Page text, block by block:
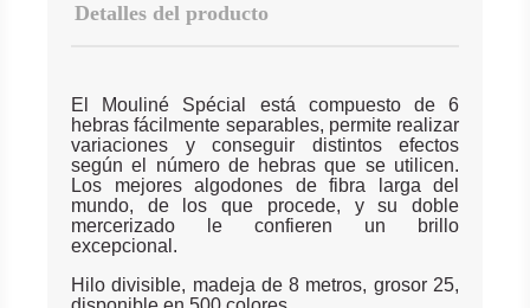
Detalles del producto
El Mouliné Spécial está compuesto de 6
hebras fácilmente separables, permite realizar
variaciones y conseguir distintos efectos
según el número de hebras que se utilicen.
Los mejores algodones de fibra larga del
mundo, de los que procede, y su doble
mercerizado le confieren un brillo
excepcional.
Hilo divisible, madeja de 8 metros, grosor 25,